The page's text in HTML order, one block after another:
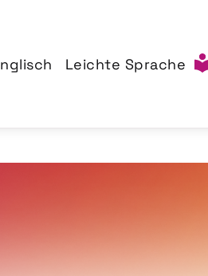
Leichte Sprache